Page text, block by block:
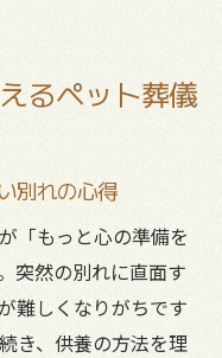
るペット葬儀
別れの心得
「もっと心の準備を
突然の別れに直面す
難しくなりがちです
き、供養の方法を理